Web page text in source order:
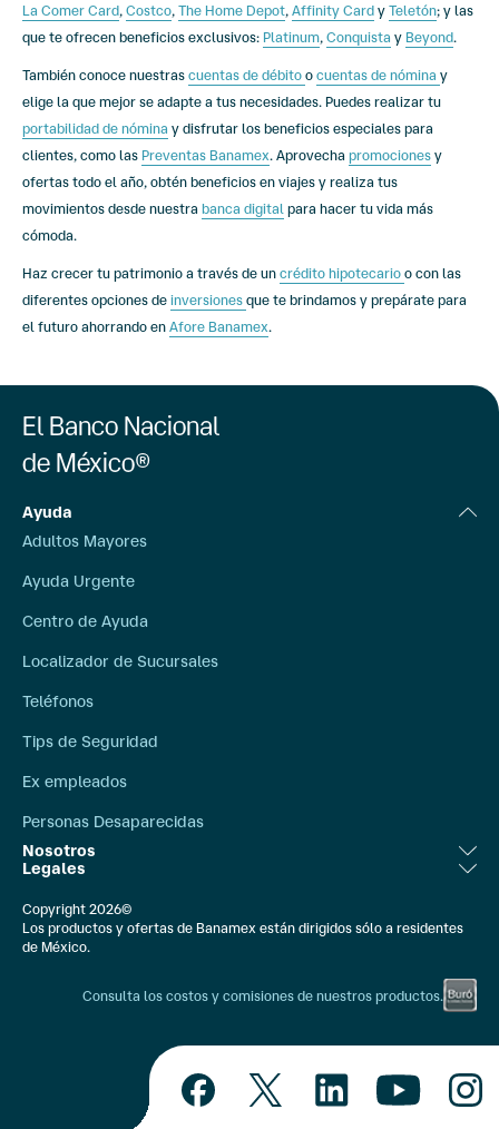
La Comer Card, Costco, The Home Depot, Affinity Card y Teletón; y las
que te ofrecen beneficios exclusivos: Platinum, Conquista y Beyond.
También conoce nuestras cuentas de débito o cuentas de nómina y
elige la que mejor se adapte a tus necesidades. Puedes realizar tu
portabilidad de nómina y disfrutar los beneficios especiales para
clientes, como las Preventas Banamex. Aprovecha promociones y
ofertas todo el año, obtén beneficios en viajes y realiza tus
movimientos desde nuestra banca digital
para hacer tu vida más
cómoda.
Haz crecer tu patrimonio a través de un crédito hipotecario o con las
diferentes opciones de inversiones que te brindamos y prepárate para
el futuro ahorrando en Afore Banamex.
El Banco Nacional
de México®
Ayuda
Adultos Mayores
Ayuda Urgente
Centro de Ayuda
Localizador de Sucursales
Teléfonos
Tips de Seguridad
Ex empleados
Personas Desaparecidas
Nosotros
Relación con Inversionistas
Bolsa de Trabajo
Comunicación Externa
Educación Financiera
Legales
Ley de Transparencia
Unidad Especializada Banamex/CONDUSEF
Copyright 2026©
Los productos y ofertas de Banamex están dirigidos sólo a residentes
de México.
Consulta los costos y comisiones de nuestros productos.